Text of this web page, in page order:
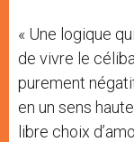
« Une logique
de vivre le
purement
en un sens
libre choix